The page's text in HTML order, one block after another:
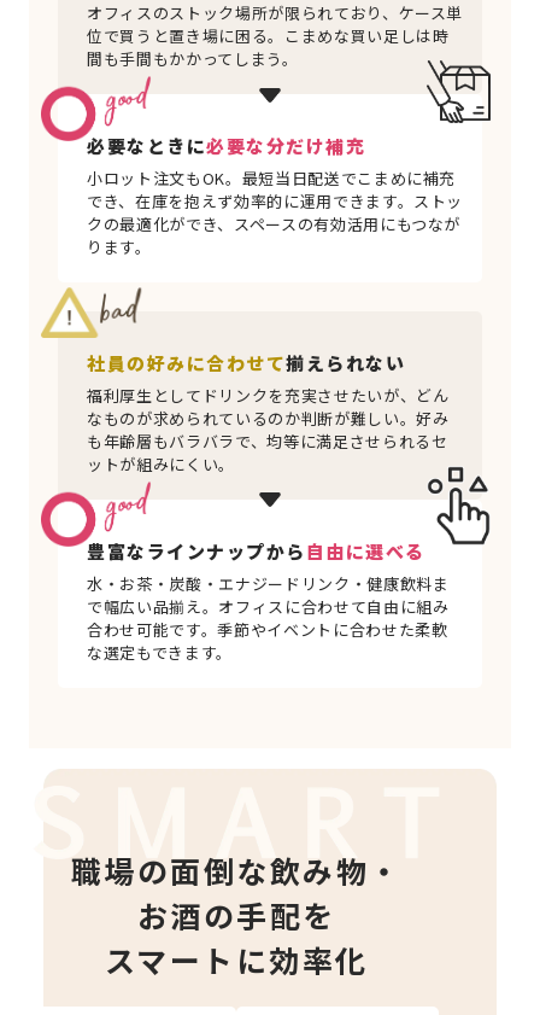
オフィスのストック場所が限られており、ケース単
位で買うと置き場に困る。こまめな買い足しは時
間も手間もかかってしまう。
必要なときに必要な分だけ補充
小ロット注文もOK。最短当日配送でこまめに補充
でき、在庫を抱えず効率的に運用できます。ストッ
クの最適化ができ、スペースの有効活用にもつなが
ります。
社員の好みに合わせて揃えられない
福利厚生としてドリンクを充実させたいが、どん
なものが求められているのか判断が難しい。好み
も年齢層もバラバラで、均等に満足させられるセ
ットが組みにくい。
豊富なラインナップから自由に選べる
水・お茶・炭酸・エナジードリンク・健康飲料ま
で幅広い品揃え。オフィスに合わせて自由に組み
合わせ可能です。季節やイベントに合わせた柔軟
な選定もできます。
職場の面倒な飲み物・
お酒の手配を
スマートに効率化